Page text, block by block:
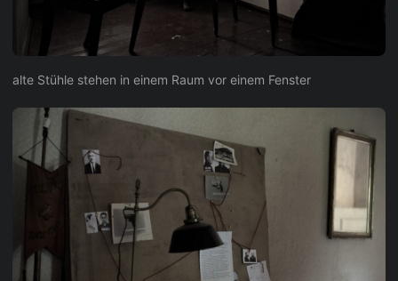
alte Stühle stehen in einem Raum vor einem Fenster